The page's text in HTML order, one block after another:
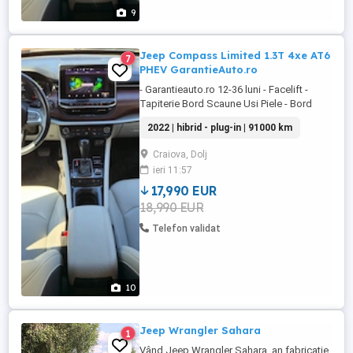
9
10
7
Jeep Compass Limited 1.3T 4xe AT6
PHEV GarantieAuto.ro
- Garantieauto.ro 12-36 luni - Facelift -
Tapiterie Bord Scaune Usi Piele - Bord
- Transmisie Automata - Sistem Navigatie
Telefon - Comenzi Volan - Serie Sasiu VIN
- ZACPJFCW1MPR76008 - Geamuri
Electrice - Cotiera Fata-Spate - Directie
Asistata Electronic - Camera ...
2022 | hibrid - plug-in | 91000 km
Craiova, Dolj
ieri 11:57
17,990 EUR
18,990 EUR
Telefon validat
1 Jeep Wrangler Sahara
Vând Jeep Wrangler Sahara, an fabricație